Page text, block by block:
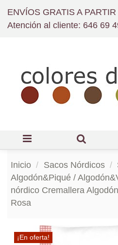
ENVÍOS GRATIS A
Atención al cliente: 646 69
Inicio Sacos Nórdicos
Algodón&Piqué /
nórdico Cremallera
Rosa
¡En oferta!